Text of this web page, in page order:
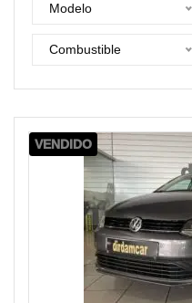
Modelo
Combustible
VENDIDO